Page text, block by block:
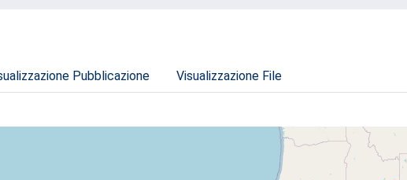
Pubblicazione Visualizzazione File